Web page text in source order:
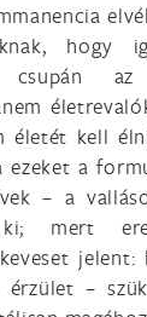
hogy
csupán
életét kell
ezeket a
– a
mert
jelent:
–